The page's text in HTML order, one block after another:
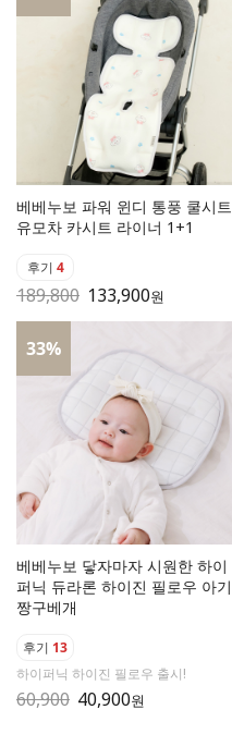
베베누보 파워 윈디 통풍 쿨시트
유모차 카시트 라이너 1+1
후기 4
189,800 133,900원
33%
베베누보 닿자마자 시원한 하이
퍼닉 듀라론 하이진 필로우 아기
짱구베개
후기 13
하이퍼닉 하이진 필로우 출시!
60,900 40,900원